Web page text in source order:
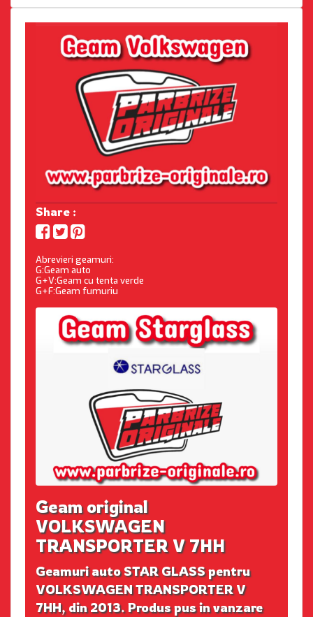
Share :
Abrevieri geamuri:
G:Geam auto
G+V:Geam cu tenta verde
G+F:Geam fumuriu
Geam original
VOLKSWAGEN
TRANSPORTER V 7HH
Geamuri auto STAR GLASS pentru
VOLKSWAGEN TRANSPORTER V
7HH, din 2013. Produs pus in vanzare